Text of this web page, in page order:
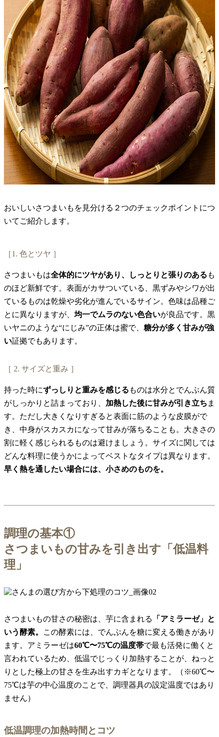
おいしいさつまいもを見分ける２つのチェックポイントにつ
いてご紹介します。
［1. 色とツヤ ］
さつまいもは全体的にツヤがあり、しっとりと張りのある も
のほど新鮮です。表面がカサついている、黒ずみやシワが出
ているものは乾燥や劣化が進んでいるサイン。色味は品種ご
とに異なりますが、 均一でムラのない色合いが良品です。黒
いヤニのような“にじみ”の正体は蜜で、 糖分が多く甘みが強
い証拠でもあります。
［ 2. サイズと重み ］
持った時にずっしりと重みを感じる ものは水分とでんぷん質
がしっかりと詰まっており、 加熱した後に甘みが引き立ち ま
す。ただし大きくなりすぎると表面に筋のような皮膜がで
き、中身がスカスカになって甘みが落ちることも。大きさの
割に軽く感じられるものは避けましょう。サイズに関しては
どんな料理に使うかによってベストなタイプは異なります。
早く熱を通したい場合には、小さめのものを。
調理の基本①
さつまいもの甘みを引き出す「低温料
理」
さつまいもの甘さの秘密は、芋に含まれる
「アミラーゼ」と
いう酵素。
この酵素には、でんぷんを糖に変える働きがあり
ます。アミラーゼは60℃〜75℃の温度帯で最も活発に働くと
言われているため、低温でじっくり加熱することが、ねっと
りとした極上の甘さを生み出すカギとなります。（※60℃〜
75℃は芋の中心温度のことで、調理器具の設定温度ではあり
ません）
低温調理の加熱時間とコツ